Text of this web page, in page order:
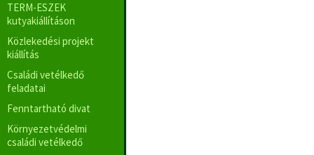
TERM-ESZEK
kutyakiállításon
Közlekedési projekt
kiállítás
Családi vetélkedő
feladatai
Fenntartható divat
Környezetvédelmi
családi vetélkedő